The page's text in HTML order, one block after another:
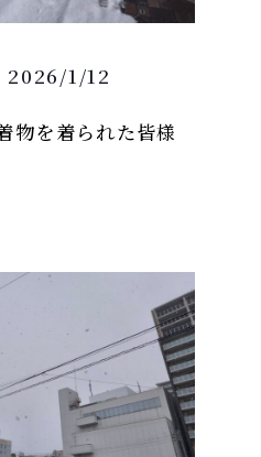
2026/1/12
物を着られた皆様